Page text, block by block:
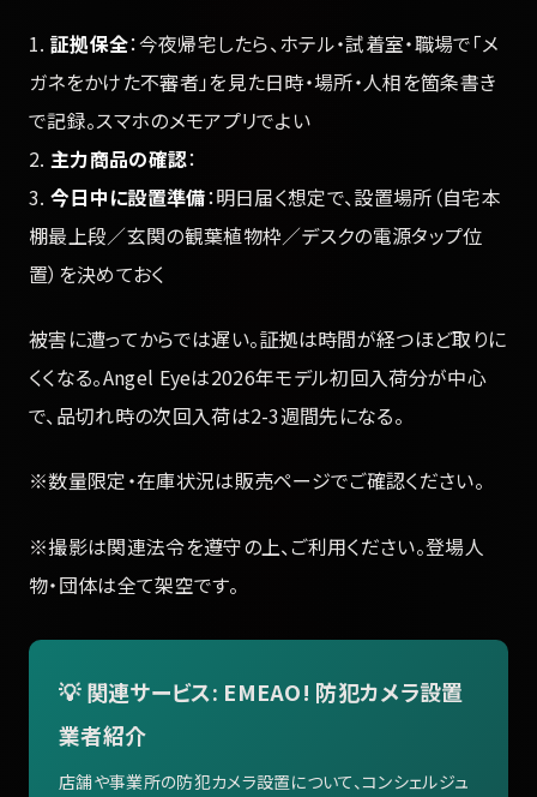
1. 証拠保全：今夜帰宅したら、ホテル・試着室・職場で「メ
ガネをかけた不審者」を見た日時・場所・人相を箇条書き
で記録。スマホのメモアプリでよい
2. 主力商品の確認：
3. 今日中に設置準備：明日届く想定で、設置場所（自宅本
棚最上段／玄関の観葉植物枠／デスクの電源タップ位
置）を決めておく
被害に遭ってからでは遅い。証拠は時間が経つほど取りに
くくなる。Angel Eyeは2026年モデル初回入荷分が中心
で、品切れ時の次回入荷は2-3週間先になる。
※数量限定・在庫状況は販売ページでご確認ください。
※撮影は関連法令を遵守の上、ご利用ください。登場人
物・団体は全て架空です。
💡 関連サービス: EMEAO! 防犯カメラ設置
業者紹介
店舗や事業所の防犯カメラ設置について、コンシェルジュ